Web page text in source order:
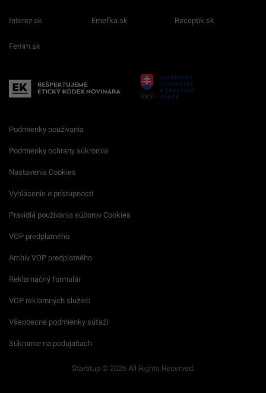
Interez.sk Emefka.sk Receptik.sk
Femm.sk
Podmienky používania
Podmienky ochrany súkromia
Nastavenia Cookies
Vyhlásenie o prístupnosti
Pravidlá používania súborov Cookies
VOP predplatného
Archív VOP predplatného
Reklamačný formulár
VOP reklamných služieb
Všeobecné podmienky súťaží
Súkromie na podujatiach
Startitup © 2026 All Rights Reserved.